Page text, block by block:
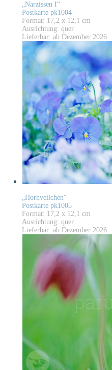
„Narzissen I“
Postkarte pk1004
Format: 17,2 x 12,1 cm
Ausrichtung: quer
Lieferbar: ab Dezember 2026
„Hornveilchen“
Postkarte pk1005
Format: 17,2 x 12,1 cm
Ausrichtung: quer
Lieferbar: ab Dezember 2026